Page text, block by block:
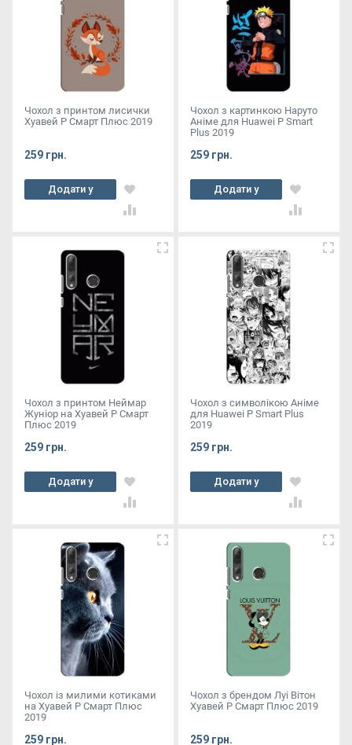
Чохол з принтом лисички
Хуавей Р Смарт Плюс 2019
259 грн.
Додати у
кошик
Чохол з картинкою Наруто
Аніме для Huawei P Smart
Plus 2019
259 грн.
Додати у
кошик
Чохол з принтом Неймар
Жуніор на Хуавей Р Смарт
Плюс 2019
259 грн.
Додати у
кошик
Чохол з символікою Аніме
для Huawei P Smart Plus
2019
259 грн.
Додати у
кошик
Чохол із милими котиками
на Хуавей Р Смарт Плюс
2019
259 грн.
Чохол з брендом Луі Вітон
Хуавей Р Смарт Плюс 2019
259 грн.